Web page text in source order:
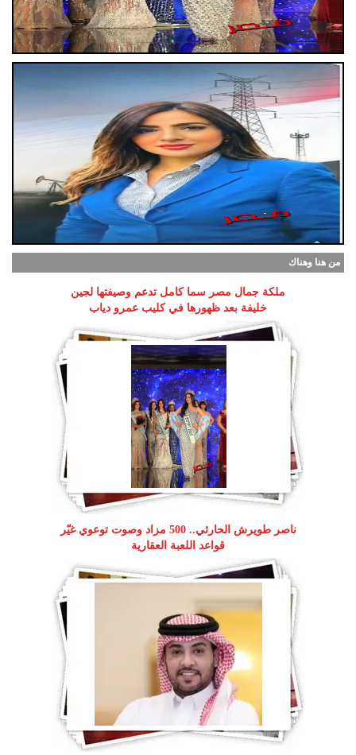
من هنا وهناك
ملكة جمال مصر سما كامل تدعم وصيفتها لجين
خليفة بعد ظهورها في كليب عمرو دياب
ناصر طويرش الحارثي.. 500 مزاد وصوت توعوي غيّر
قواعد اللعبة العقارية